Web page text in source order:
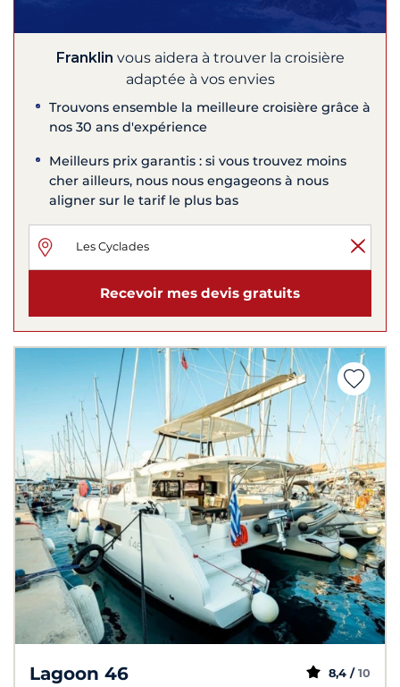
Franklin vous aidera à trouver la croisière
adaptée à vos envies
Trouvons ensemble la meilleure croisière grâce à
nos 30 ans d'expérience
Meilleurs prix garantis : si vous trouvez moins
cher ailleurs, nous nous engageons à nous
aligner sur le tarif le plus bas
Recevoir mes devis gratuits
Lagoon 46 8,4 / 10